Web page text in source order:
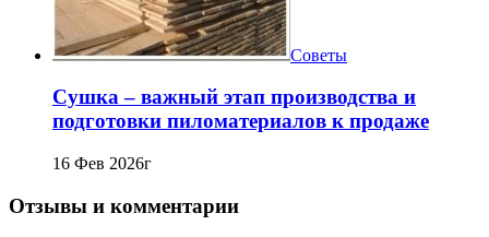
Советы
Сушка – важный этап производства и
подготовки пиломатериалов к продаже
16 Фев 2026г
Отзывы и комментарии